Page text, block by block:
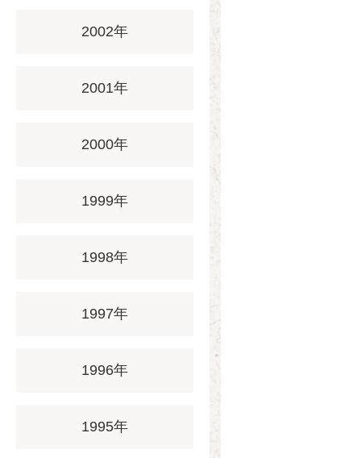
2002年
2001年
2000年
1999年
1998年
1997年
1996年
1995年